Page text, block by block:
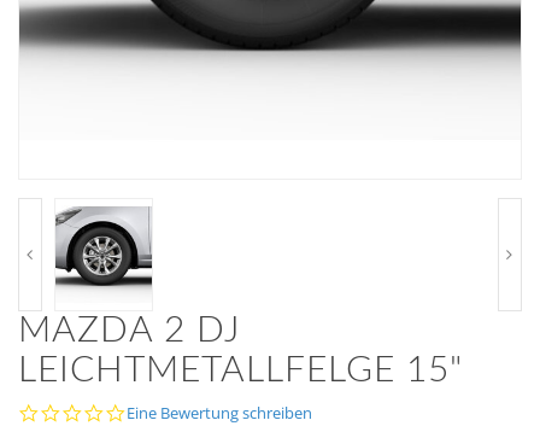
MAZDA 2 DJ
LEICHTMETALLFELGE 15"
0.0
Eine Bewertung schreiben